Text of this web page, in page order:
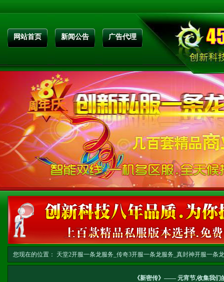
网站首页 新闻公告 广告代理
您现在的位置： 天堂2开服一条龙服务_传奇3开服一条龙服务_真封神开服一条
《新密传》—— 元宵节,收集我们